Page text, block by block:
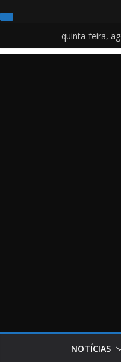
para
quinta-feira,
NOTÍCIAS